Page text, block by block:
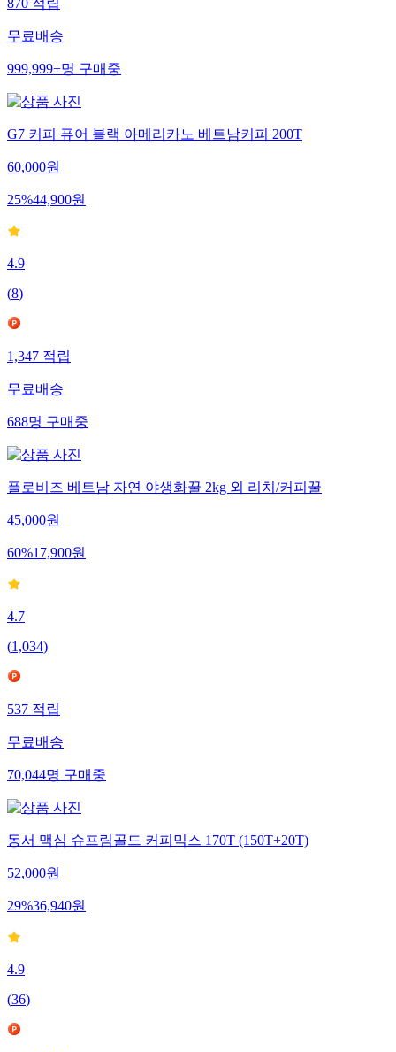
870적립
무료배송
999,999+명구매중
G7 커피 퓨어 블랙 아메리카노 베트남커피 200T
60,000원
25%44,900원
4.9
(8)
1,347적립
무료배송
688명구매중
플로비즈 베트남 자연 야생화꿀 2kg 외 리치/커피꿀
45,000원
60%17,900원
4.7
(1,034)
537적립
무료배송
70,044명구매중
동서 맥심 슈프림골드 커피믹스 170T (150T+20T)
52,000원
29%36,940원
4.9
(36)